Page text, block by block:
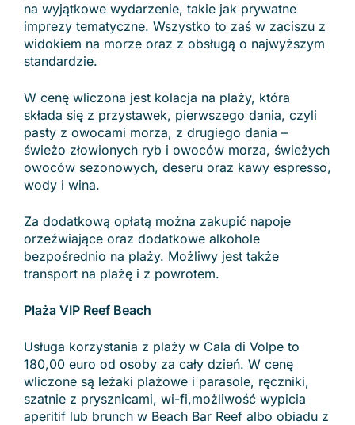
na wyjątkowe wydarzenie, takie jak prywatne
imprezy tematyczne. Wszystko to zaś w zaciszu z
widokiem na morze oraz z obsługą o najwyższym
standardzie.
W cenę wliczona jest kolacja na plaży, która
składa się z przystawek, pierwszego dania, czyli
pasty z owocami morza, z drugiego dania –
świeżo złowionych ryb i owoców morza, świeżych
owoców sezonowych, deseru oraz kawy espresso,
wody i wina.
Za dodatkową opłatą można zakupić napoje
orzeźwiające oraz dodatkowe alkohole
bezpośrednio na plaży. Możliwy jest także
transport na plażę i z powrotem.
Plaża VIP Reef Beach
Usługa korzystania z plaży w Cala di Volpe to
180,00 euro od osoby za cały dzień. W cenę
wliczone są leżaki plażowe i parasole, ręczniki,
szatnie z prysznicami, wi-fi,możliwość wypicia
aperitif lub brunch w Beach Bar Reef albo obiadu z